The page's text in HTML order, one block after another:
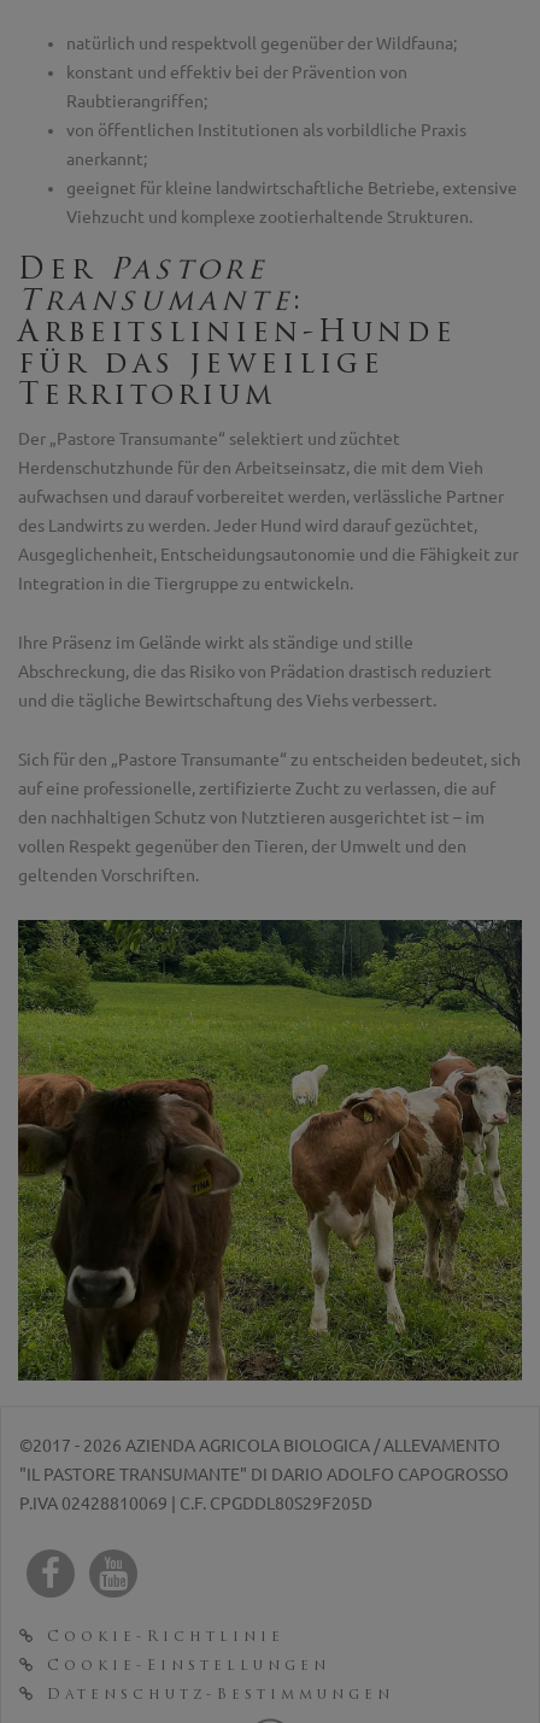
natürlich und respektvoll gegenüber der Wildfauna;
konstant und effektiv bei der Prävention von
Raubtierangriffen;
von öffentlichen Institutionen als vorbildliche Praxis
anerkannt;
geeignet für kleine landwirtschaftliche Betriebe, extensive
Viehzucht und komplexe zootierhaltende Strukturen.
Der
Pastore
Transumante:
Arbeitslinien-Hunde
für das jeweilige
Territorium
Der „Pastore Transumante“ selektiert und züchtet
Herdenschutzhunde für den Arbeitseinsatz, die mit dem Vieh
aufwachsen und darauf vorbereitet werden, verlässliche Partner
des Landwirts zu werden. Jeder Hund wird darauf gezüchtet,
Ausgeglichenheit, Entscheidungsautonomie und die Fähigkeit zur
Integration in die Tiergruppe zu entwickeln.
Ihre Präsenz im Gelände wirkt als ständige und stille
Abschreckung, die das Risiko von Prädation drastisch reduziert
und die tägliche Bewirtschaftung des Viehs verbessert.
Sich für den „Pastore Transumante“ zu entscheiden bedeutet, sich
auf eine professionelle, zertifizierte Zucht zu verlassen, die auf
den nachhaltigen Schutz von Nutztieren ausgerichtet ist – im
vollen Respekt gegenüber den Tieren, der Umwelt und den
geltenden Vorschriften.
©2017 - 2026 AZIENDA AGRICOLA BIOLOGICA / ALLEVAMENTO
"IL PASTORE TRANSUMANTE" DI DARIO ADOLFO CAPOGROSSO
P.IVA 02428810069 | C.F. CPGDDL80S29F205D
Cookie-Richtlinie
Cookie-Einstellungen
Datenschutz-Bestimmungen